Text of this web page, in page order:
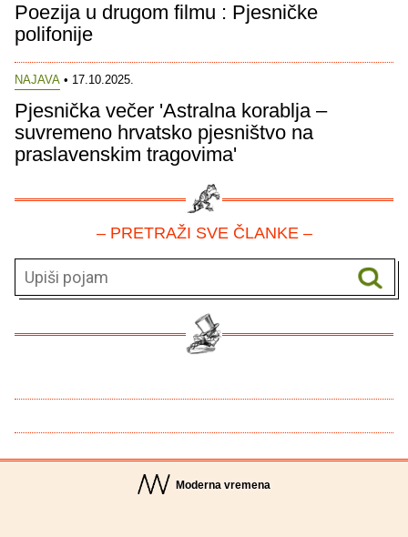
Poezija u drugom filmu : Pjesničke
polifonije
NAJAVA • 17.10.2025.
Pjesnička večer 'Astralna korablja –
suvremeno hrvatsko pjesništvo na
praslavenskim tragovima'
– PRETRAŽI SVE ČLANKE –
Moderna vremena